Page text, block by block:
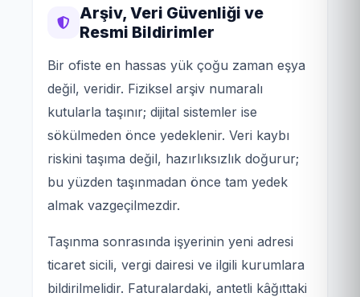
Arşiv, Veri Güvenliği ve
Resmi Bildirimler
Bir ofiste en hassas yük çoğu zaman eşya
değil, veridir. Fiziksel arşiv numaralı
kutularla taşınır; dijital sistemler ise
sökülmeden önce yedeklenir. Veri kaybı
riskini taşıma değil, hazırlıksızlık doğurur;
bu yüzden taşınmadan önce tam yedek
almak vazgeçilmezdir.
Taşınma sonrasında işyerinin yeni adresi
ticaret sicili, vergi dairesi ve ilgili kurumlara
bildirilmelidir. Faturalardaki, antetli kâğıttaki